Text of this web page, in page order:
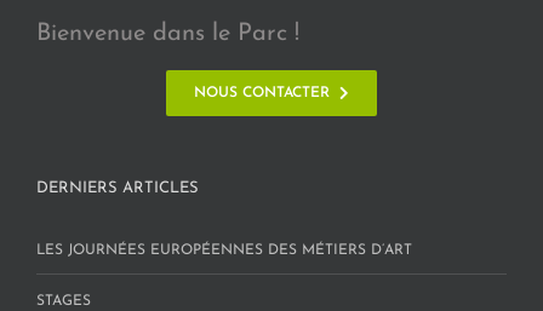
Bienvenue dans le Parc !
NOUS CONTACTER
DERNIERS ARTICLES
LES JOURNÉES EUROPÉENNES DES MÉTIERS D’ART
STAGES